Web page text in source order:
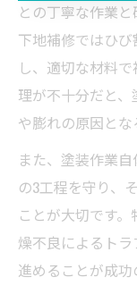
との丁寧な作業と
下地補修ではひ
し、適切な材料
理が不十分だと
や膨れの原因とな
また、塗装作業
の3工程を守り、
ことが大切です
燥不良によるト
進めることが成功